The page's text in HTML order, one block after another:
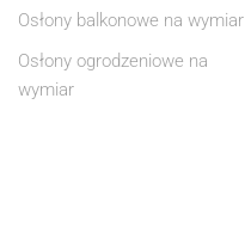
Osłony balkonowe na wymiar
Osłony ogrodzeniowe na
wymiar